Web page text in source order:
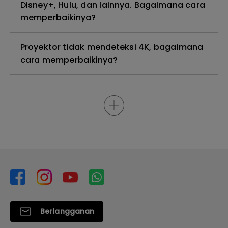
Disney+, Hulu, dan lainnya. Bagaimana cara
memperbaikinya?
Proyektor tidak mendeteksi 4K, bagaimana
cara memperbaikinya?
Berlangganan